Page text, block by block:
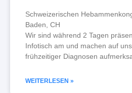
Schweizerischen
Baden, CH
Wir sind während 2 Tagen
Infotisch am und machen auf
frühzeitiger Diagnosen
WEITERLESEN »